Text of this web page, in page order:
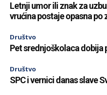
Letnji umor ili znak za
vrućina postaje opasna po
Društvo
Pet srednjoškolaca dobija
Društvo
SPC i vernici danas slave